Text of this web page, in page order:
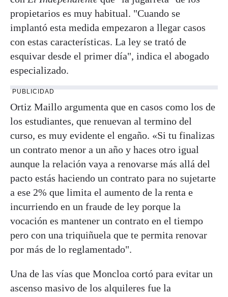
propietarios es muy habitual. "Cuando se
implantó esta medida empezaron a llegar casos
con estas características. La ley se trató de
esquivar desde el primer día", indica el abogado
especializado.
PUBLICIDAD
Ortiz Maillo argumenta que en casos como los de
los estudiantes, que renuevan al termino del
curso, es muy evidente el engaño. «Si tu finalizas
un contrato menor a un año y haces otro igual
aunque la relación vaya a renovarse más allá del
pacto estás haciendo un contrato para no sujetarte
a ese 2% que limita el aumento de la renta e
incurriendo en un fraude de ley porque la
vocación es mantener un contrato en el tiempo
pero con una triquiñuela que te permita renovar
por más de lo reglamentado".
Una de las vías que Moncloa cortó para evitar un
ascenso masivo de los alquileres fue la